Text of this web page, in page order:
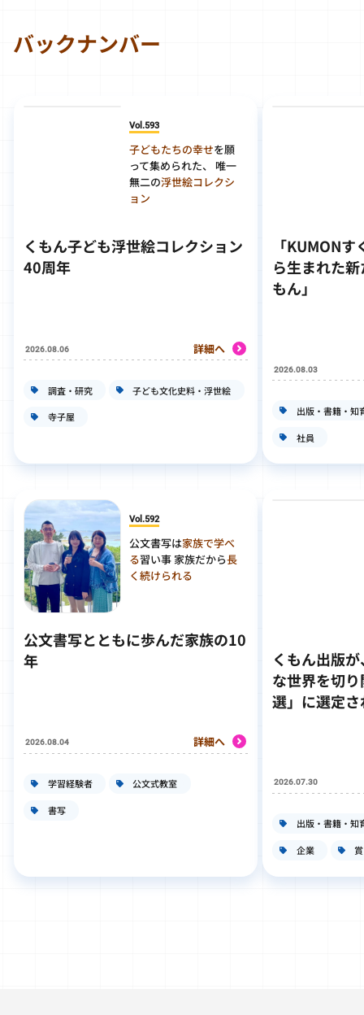
バックナンバー
Vol.593
子どもたちの幸せを願
って集められた、 唯一
無二の浮世絵コレクシ
ョン
くもん子ども浮世絵コレクション
40周年
2026.08.06 詳細へ
調査・研究 子ども文化史料・浮世絵
寺子屋
Vol.592
公文書写は家族で学べ
る習い事 家族だから長
く続けられる
公文書写とともに歩んだ家族の10
年
2026.08.04 詳細へ
学習経験者 公文式教室
書写
「KUMON
ら生まれた
もん」
2026.08.03
出版・書籍・知
社員
くもん出版
な世界を切
選」に選定
2026.07.30
出版・書籍・知
企業 賞